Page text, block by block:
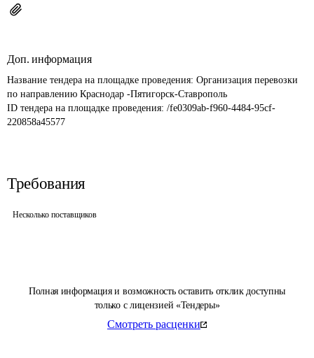
Полная информация и возможность оставить отклик доступны
только с лицензией «Тендеры»
Смотреть расценки
Доп. информация
Название тендера на площадке проведения: Организация перевозки
по направлению Краснодар -Пятигорск-Ставрополь
ID тендера на площадке проведения: /fe0309ab-f960-4484-95cf-
220858a45577
Требования
Несколько поставщиков